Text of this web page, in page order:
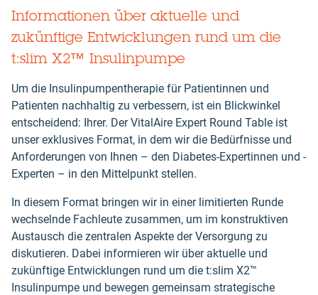
Informationen über aktuelle und
zukünftige Entwicklungen rund um die
t:slim X2™ Insulinpumpe
Um die Insulinpumpentherapie für Patientinnen und
Patienten nachhaltig zu verbessern, ist ein Blickwinkel
entscheidend: Ihrer. Der VitalAire Expert Round Table ist
unser exklusives Format, in dem wir die Bedürfnisse und
Anforderungen von Ihnen – den Diabetes-Expertinnen und -
Experten – in den Mittelpunkt stellen.
In diesem Format bringen wir in einer limitierten Runde
wechselnde Fachleute zusammen, um im konstruktiven
Austausch die zentralen Aspekte der Versorgung zu
diskutieren. Dabei informieren wir über aktuelle und
zukünftige Entwicklungen rund um die t:slim X2™
Insulinpumpe und bewegen gemeinsam strategische